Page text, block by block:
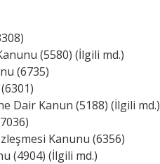
(5580) (İlgili md.)
(6735)
Dair Kanun (5188) (İlgili md.)
Kanunu (6356)
(4904) (İlgili md.)